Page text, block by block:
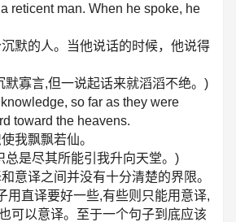
reticent man. When he spoke, he
默的人。当他说话的时候，他说得
默寡言,但一说起话来就滔滔不绝。)
so far as they were
toward the heavens.
我飘飘若仙。
总是尽其所能引我升向天堂。)
意译之间并没有十分清楚的界限。
用直译要好一些,有些则只能用意译,
可以意译。至于一个句子到底应该